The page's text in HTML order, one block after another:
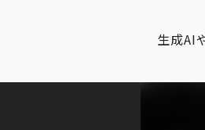
生成AI